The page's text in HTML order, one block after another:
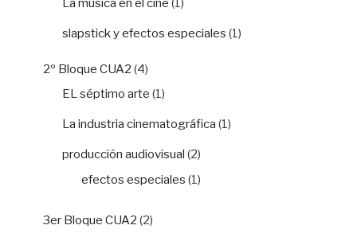
La música en el cine (1)
slapstick y efectos especiales (1)
2º Bloque CUA2 (4)
EL séptimo arte (1)
La industria cinematográfica (1)
producción audiovisual (2)
efectos especiales (1)
3er Bloque CUA2 (2)